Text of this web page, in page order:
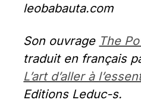
leobabauta.com
Son ouvrage The
traduit en français
L’art d’aller à
Editions Leduc-s.